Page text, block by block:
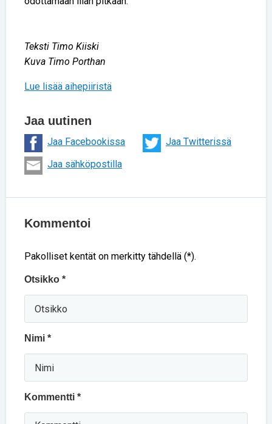
Teksti Timo Kiiski
Kuva Timo Porthan
Lue lisää aihepiiristä
Jaa uutinen
Jaa Facebookissa
Jaa Twitterissä
Jaa sähköpostilla
Kommentoi
Pakolliset kentät on merkitty tähdellä (*).
Otsikko *
Nimi *
Kommentti *